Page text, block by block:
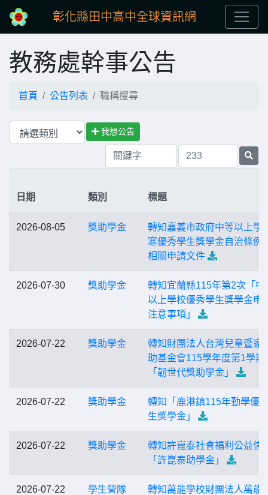
彰化縣田中高中全球資訊網
教務處幹事公告
首頁 公告列表 職稱搜尋
我想公告
日期 類別 標題
2026-08-05 獎助學金
轉知嘉義市政府中等以上學
寒優秀學生獎學金自治條例
相關申請文件
2026-07-30 獎助學金
轉知宜蘭縣115年第2次「中
以上學校優秀學生獎學金申
注意事項」
2026-07-22 獎助學金
轉知財團法人台灣兒童暨家
助基金會115學年度第1學期
「韌世代獎助學金」
2026-07-22 獎助學金
轉知「鹿港鎮115年勤學優
生獎學金」
2026-07-22 獎助學金
轉知許崑泰社會福利公益信
「許崑泰助學金」
2026-07-22 學生營隊
轉知萬能學校財團法人萬能